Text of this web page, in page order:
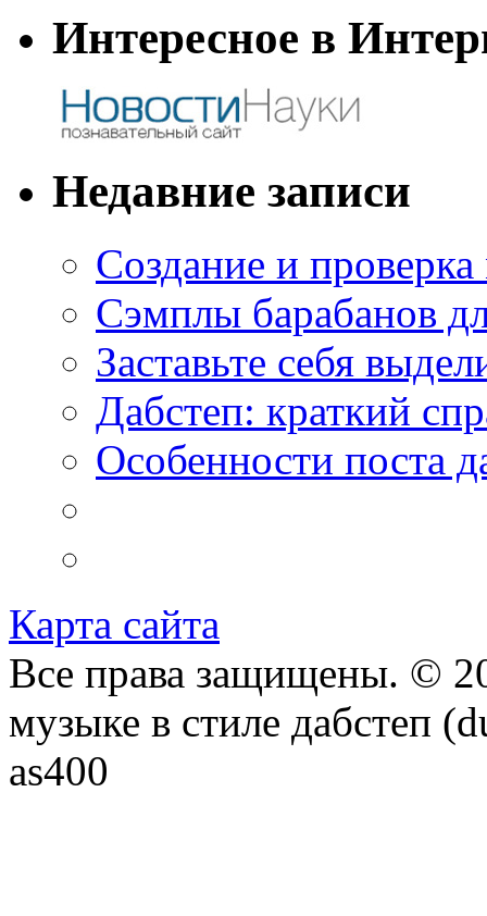
Интересное в
Недавние записи
Создание и
Сэмплы барабанов
Заставьте себя
Дабстеп: краткий
Особенности поста
Карта сайта
Все права защищены. ©
музыке в стиле дабстеп
as400